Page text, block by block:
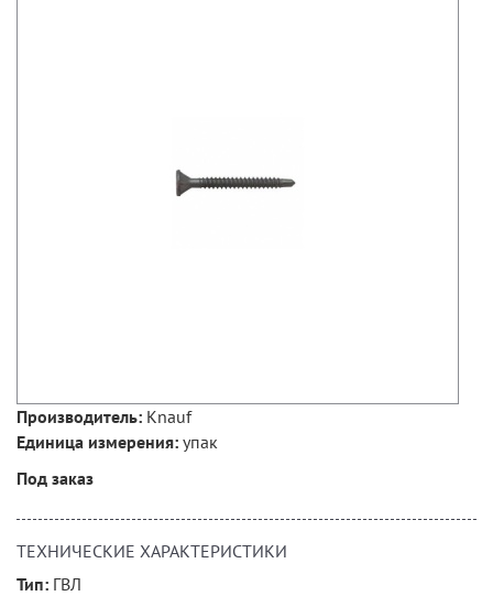
Производитель: Knauf
Единица измерения: упак
Под заказ
ТЕХНИЧЕСКИЕ ХАРАКТЕРИСТИКИ
Тип: ГВЛ